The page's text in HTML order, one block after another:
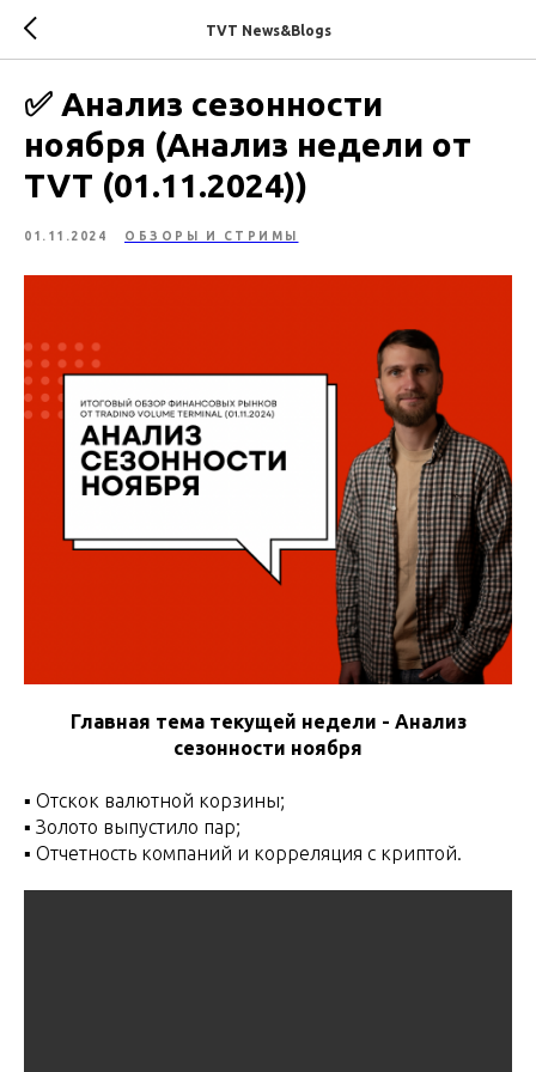
TVT News&Blogs
✅ Анализ сезонности
ноября (Анализ недели от
TVT (01.11.2024))
01.11.2024 ОБЗОРЫ И СТРИМЫ
Главная тема текущей недели - Анализ
сезонности ноября
▪️ Отскок валютной корзины;
▪️ Золото выпустило пар;
▪️ Отчетность компаний и корреляция с криптой.